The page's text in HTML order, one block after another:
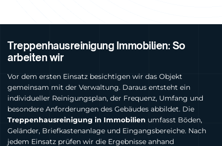
Treppenhausreinigung Immobilien: So
arbeiten wir
Vor dem ersten Einsatz besichtigen wir das Objekt
gemeinsam mit der Verwaltung. Daraus entsteht ein
individueller Reinigungsplan, der Frequenz, Umfang und
besondere Anforderungen des Gebäudes abbildet. Die
Treppenhausreinigung in Immobilien umfasst Böden,
Geländer, Briefkastenanlage und Eingangsbereiche. Nach
jedem Einsatz prüfen wir die Ergebnisse anhand